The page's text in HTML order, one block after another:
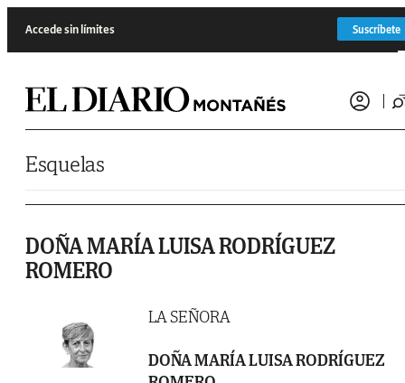
Accede sin límites Suscríbete
Esquelas
DOÑA MARÍA LUISA RODRÍGUEZ
ROMERO
LA SEÑORA
DOÑA MARÍA LUISA RODRÍGUEZ